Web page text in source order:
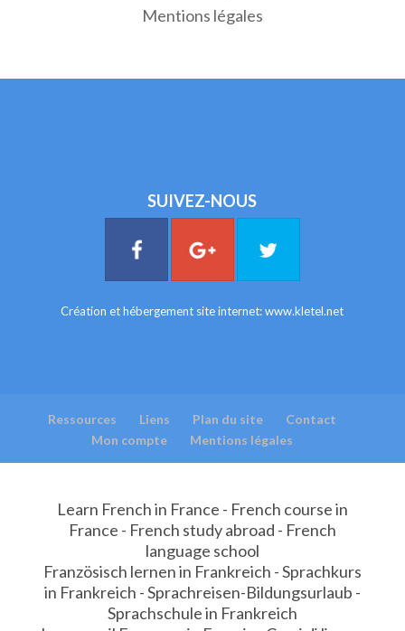
Mentions légales
SUIVEZ-NOUS
Création et hébergement site internet:www.kletel.net
Ressources Liens Plan du site
Contact
Mon compte
Mentions légales
Learn French in France - French course in
France - French study abroad - French
language school
Französisch lernen in Frankreich - Sprachkurs
in Frankreich - Sprachreisen-Bildungsurlaub -
Sprachschule in Frankreich